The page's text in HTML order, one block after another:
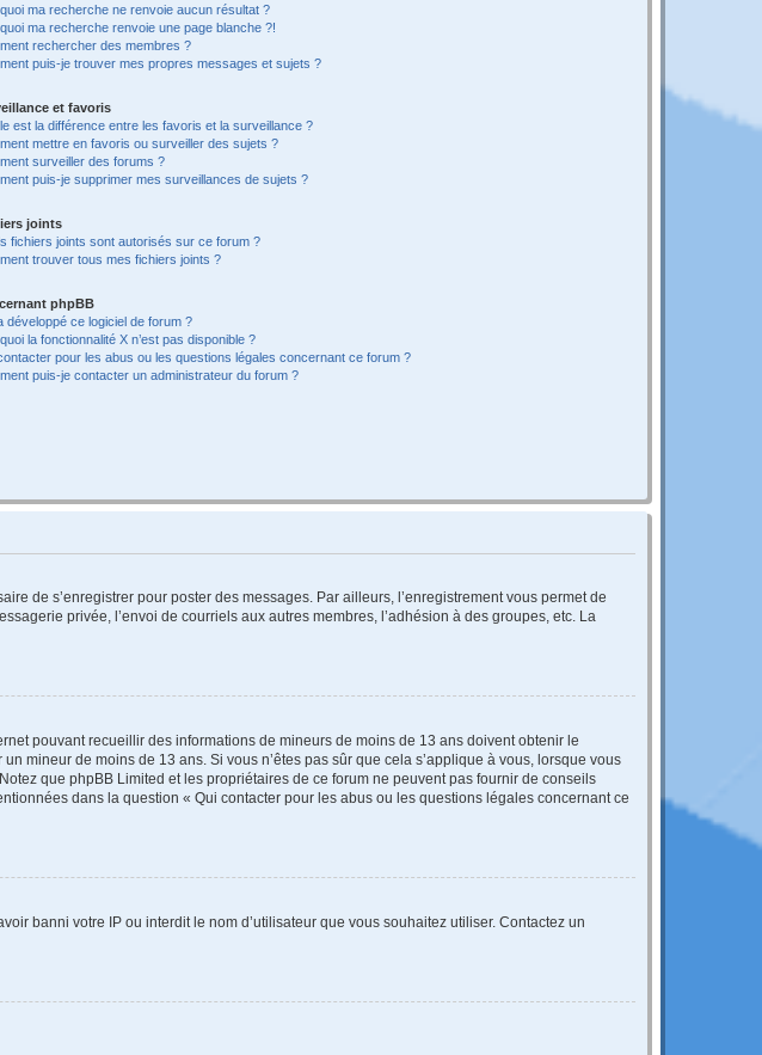
ma recherche ne renvoie aucun résultat ?
ma recherche renvoie une page blanche ?!
rechercher des membres ?
puis-je trouver mes propres messages et sujets ?
et favoris
est la différence entre les favoris et la surveillance ?
mettre en favoris ou surveiller des sujets ?
surveiller des forums ?
puis-je supprimer mes surveillances de sujets ?
joints
fichiers joints sont autorisés sur ce forum ?
trouver tous mes fichiers joints ?
phpBB
développé ce logiciel de forum ?
la fonctionnalité X n’est pas disponible ?
pour les abus ou les questions légales concernant ce forum ?
puis-je contacter un administrateur du forum ?
de s’enregistrer pour poster des messages. Par ailleurs, l’enregistrement vous permet de
privée, l’envoi de courriels aux autres membres, l’adhésion à des groupes, etc. La
pouvant recueillir des informations de mineurs de moins de 13 ans doivent obtenir le
mineur de moins de 13 ans. Si vous n’êtes pas sûr que cela s’applique à vous, lorsque vous
que phpBB Limited et les propriétaires de ce forum ne peuvent pas fournir de conseils
dans la question « Qui contacter pour les abus ou les questions légales concernant ce
banni votre IP ou interdit le nom d’utilisateur que vous souhaitez utiliser. Contactez un